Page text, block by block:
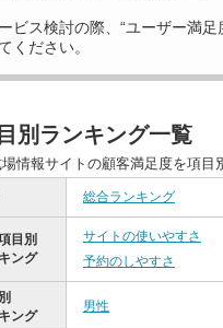
ビス検討の際、“ユーザー満
ください。
別ランキング一覧
情報サイトの顧客満足度を項目
総合ランキング
目別
ング
サイトの使いやすさ
予約のしやすさ
ング
男性